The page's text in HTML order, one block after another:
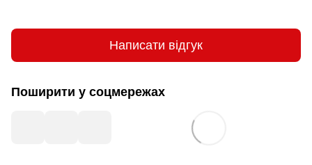
Написати відгук
Поширити у соцмережах